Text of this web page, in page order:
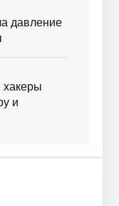
давление
хакеры
и